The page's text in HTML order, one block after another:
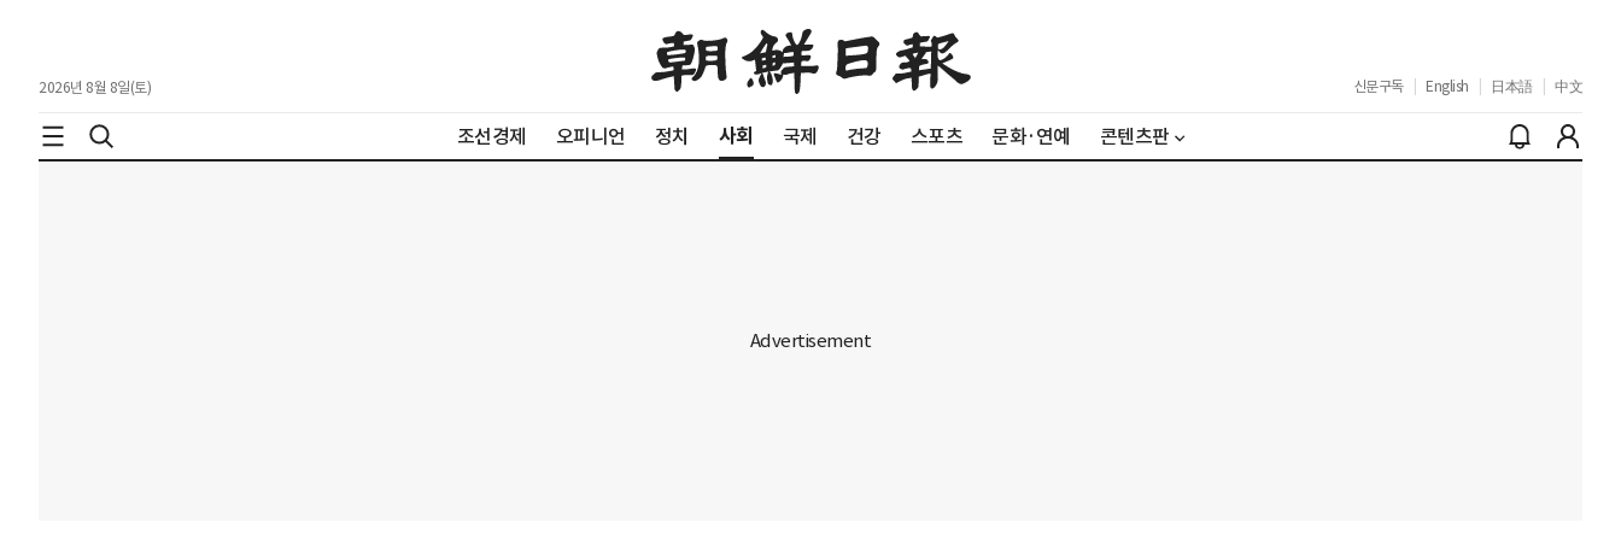
2026년 8월 8일(토) 신문구독 English 日本語 中文
조선경제 오피니언 정치 사회 국제 건강 스포츠 문화·연예 콘텐츠판